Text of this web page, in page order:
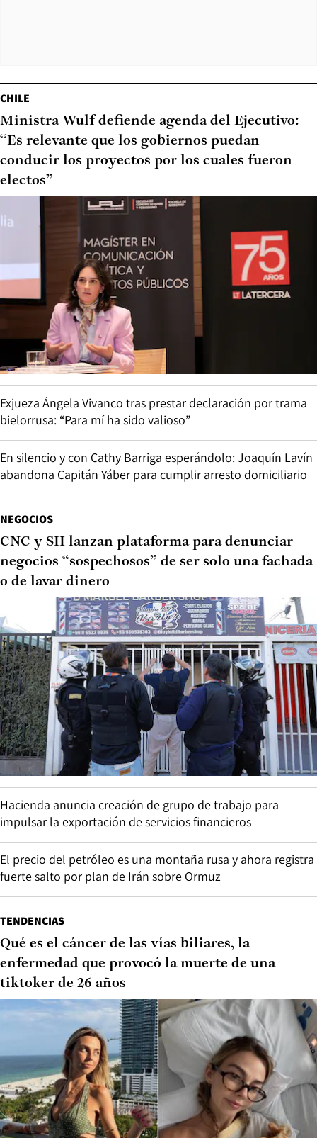
CHILE
Ministra Wulf defiende agenda del Ejecutivo:
“Es relevante que los gobiernos puedan
conducir los proyectos por los cuales fueron
electos”
Exjueza Ángela Vivanco tras prestar declaración por trama
bielorrusa: “Para mí ha sido valioso”
En silencio y con Cathy Barriga esperándolo: Joaquín Lavín
abandona Capitán Yáber para cumplir arresto domiciliario
NEGOCIOS
CNC y SII lanzan plataforma para denunciar
negocios “sospechosos” de ser solo una fachada
o de lavar dinero
Hacienda anuncia creación de grupo de trabajo para
impulsar la exportación de servicios financieros
El precio del petróleo es una montaña rusa y ahora registra
fuerte salto por plan de Irán sobre Ormuz
TENDENCIAS
Qué es el cáncer de las vías biliares, la
enfermedad que provocó la muerte de una
tiktoker de 26 años